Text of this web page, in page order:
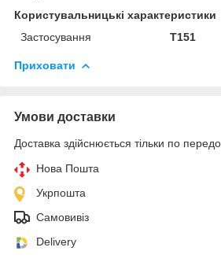
Користувальницькі характеристики
Застосування
Т151
Приховати
Умови доставки
Доставка здійснюється тільки по
Нова Пошта
Укрпошта
Самовивіз
Delivery